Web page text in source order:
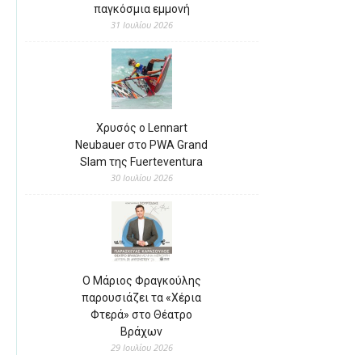
παγκόσμια εμμονή
31 Ιουλίου 2026
Χρυσός ο Lennart
Neubauer στο PWA Grand
Slam της Fuerteventura
30 Ιουλίου 2026
Ο Μάριος Φραγκούλης
παρουσιάζει τα «Χέρια
Φτερά» στο Θέατρο
Βράχων
29 Ιουλίου 2026